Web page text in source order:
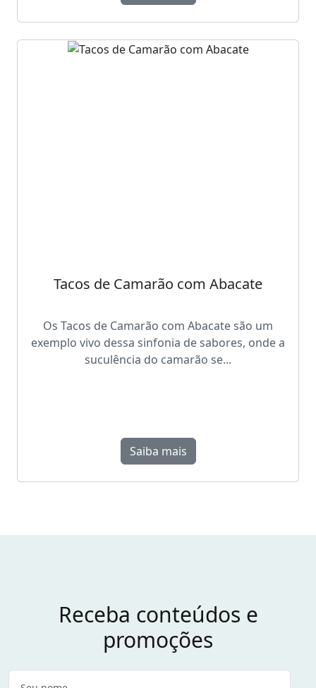
Tacos de Camarão com Abacate
Os Tacos de Camarão com Abacate são um
exemplo vivo dessa sinfonia de sabores, onde a
suculência do camarão se...
Saiba mais
Receba conteúdos e
promoções